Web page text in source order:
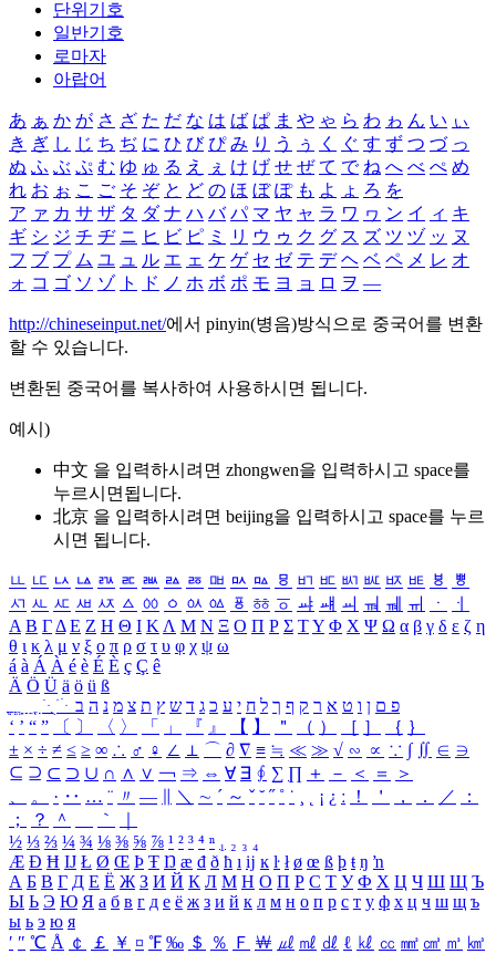
단위기호
일반기호
로마자
아랍어
あ ぁ か が さ ざ た だ な は ば ぱ ま や ゃ ら わ ゎ ん い ぃ
き ぎ し じ ち ぢ に ひ び ぴ み り う ぅ く ぐ す ず つ づ っ
ぬ ふ ぶ ぷ む ゆ ゅ る え ぇ け げ せ ぜ て で ね へ べ ぺ め
れ お ぉ こ ご そ ぞ と ど の ほ ぼ ぽ も よ ょ ろ を
ア ァ カ サ ザ タ ダ ナ ハ バ パ マ ヤ ャ ラ ワ ヮ ン イ ィ キ
ギ シ ジ チ ヂ ニ ヒ ビ ピ ミ リ ウ ゥ ク グ ス ズ ツ ヅ ッ ヌ
フ ブ プ ム ユ ュ ル エ ェ ケ ゲ セ ゼ テ デ ヘ ベ ペ メ レ オ
ォ コ ゴ ソ ゾ ト ド ノ ホ ボ ポ モ ヨ ョ ロ ヲ ―
http://chineseinput.net/에서 pinyin(병음)방식으로 중국어를 변환
할 수 있습니다.
변환된 중국어를 복사하여 사용하시면 됩니다.
예시)
中文 을 입력하시려면 zhongwen을 입력하시고 space를
누르시면됩니다.
北京 을 입력하시려면 beijing을 입력하시고 space를 누르
시면 됩니다.
ㅥ ㅦ ㅧ ㅨ ㅩ ㅪ ㅫ ㅬ ㅭ ㅮ ㅯ ㅰ ㅱ ㅲ ㅳ ㅴ ㅵ ㅶ ㅷ ㅸ
ㅹ
ㅺ ㅻ ㅼ ㅽ ㅾ ㅿ ㆀ ㆁ ㆂ ㆃ ㆄ ㆅ ㆆ ㆇ ㆈ ㆉ ㆊ ㆋ ㆌ ㆍ
ㆎ
Α Β ΓΔ Ε Ζ Η Θ Ι ΚΛ Μ Ν Ξ Ο Π Ρ Σ ΤΥ Φ Χ Ψ Ω α β γ δ ε ζ η
θ ι κ λ μ ν ξ ο π ρ σ τ υ φ χ ψ ω
á à Á À é è É È ç Ç ê
Ä Ö Ü ä ö ü ß
ִֶֹ ֻּ ׁׂ פ ם ן ו ט א ר ק ף ך ל ח י ע כ ג ד ש ץ ת צ מ נ ה ב
‘ ’ “ ” 〔 〕 〈 〉 「 」 『 』 【 】 ＂ （ ） ［ ］ ｛ ｝
± × ÷ ≠ ≤ ≥ ∞ ∴ ♂ ♀ ∠ ⊥ ⌒ ∂ ∇ ≡ ≒ ≪ ≫ √ ∽ ∝ ∵ ∫ ∬ ∈ ∋
⊆ ⊇ ⊂ ⊃ ∪ ∩ ∧ ∨ ￢ ⇒ ⇔ ∀ ∃ ∮ ∑ ∏ ＋ － ＜ ＝
＞
、
。 · ‥ … ¨ 〃 ― ＼ ∼ ´ ～ ˇ ˘ ˝ ˚ ˙ ¸ ¡ ¿ ː ！ ＇ ， ． ／
：
；
？ ＾ ｀
½ ⅓ ⅔ ¼ ¾ ⅛ ⅜ ⅝ ⅞ ¹ ² ³ ⁴ ⁿ ₁ ₂ ₃ ₄
Æ Ð Ħ Ĳ Ł Ø Œ Þ Ŧ Ŋ æ đ ð ħ ı ĳ ĸ ŀ ł ø œ ß þ ŧ ŋ ŉ
А Б В Г Д Е Ё Ж З И Й К Л М Н О П Р С Т У Ф Х Ц Ч Ш Щ Ъ
Ы Ь Э Ю Я а б в г д е ё ж з и й к л м н о п р с т у ф х ц ч ш щ ъ
ы ь э ю я
′ ″ ℃ Å ￠ ￡ ￥ ¤ ℉ ‰ ＄ ％ Ｆ ￦ ㎕ ㎖ ㎗ ℓ ㎘ ㏄ ㎣ ㎤ ㎥ ㎦